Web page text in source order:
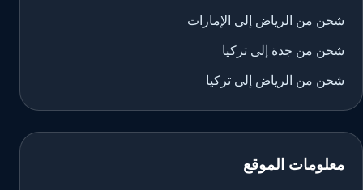
شحن من الرياض إلى الإمارات
شحن من جدة إلى تركيا
شحن من الرياض إلى تركيا
معلومات الموقع